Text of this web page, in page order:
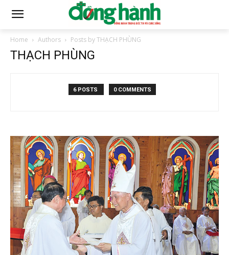
Home Authors Posts by THẠCH PHÙNG
THẠCH PHÙNG
6 POSTS 0 COMMENTS